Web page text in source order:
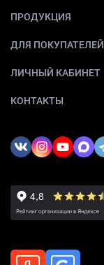
ПРОДУКЦИЯ
ДЛЯ ПОКУПАТЕЛЕЙ
ЛИЧНЫЙ КАБИНЕТ
КОНТАКТЫ